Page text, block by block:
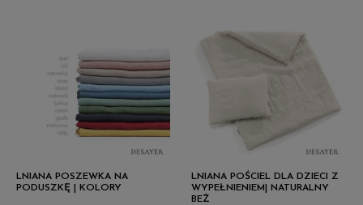
LNIANA POSZEWKA NA
PODUSZKĘ | KOLORY
LNIANA POŚCIEL DLA DZIECI Z
WYPEŁNIENIEM| NATURALNY
BEŻ